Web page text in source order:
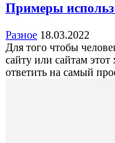
Примеры
Разное 18.03.2022
Для того чтобы
сайту или сайтам
ответить на самый